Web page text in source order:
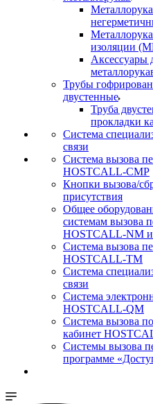
изоляции
Аксессуары
Трубы
двустенные
Труба
прокладки
Система
связи
Cистема вызова
HOSTCALL-CMP
Кнопки вызова/
присутствия
Общее
системам вызова
HOSTCALL-NM
Система вызова
HOSTCALL-TM
Система
связи
Система
HOSTCALL-QM
Cистема вызова
кабинет
Системы вызова
программе